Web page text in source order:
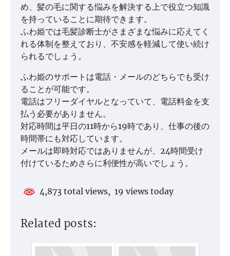
め、髪の毛に関する悩みを解決する上で役立つ知識
を持っていることに期待できます。
ふわ姫では毛髪診断士がさまざまな悩みに応えてく
れる体制を整えており、不安感を軽減して使い続け
られるでしょう。
ふわ姫のサポートは電話・メールのどちらでも受け
ることが可能です。
電話はフリーダイヤルとなっていて、電話料金を支
払う必要がありません。
対応時間は平日の11時から19時であり、仕事の後の
時間帯にも対応しています。
メールは即時対応ではありませんが、24時間受け
付けているためさらに利便性が高いでしょう。
4,873 total views, 19 views today
Related posts: